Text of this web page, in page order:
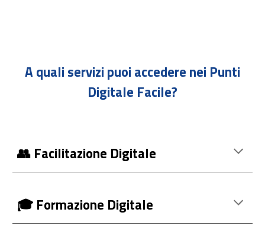
A quali servizi puoi accedere nei Punti
Digitale Facile?
👥 Facilitazione Digitale
🎓 Formazione Digitale